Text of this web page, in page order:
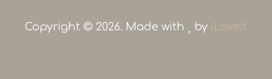
Copyright © 2026. Made with by iLoveIt